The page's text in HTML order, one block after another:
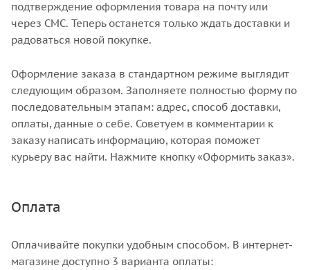
подтверждение оформления товара на почту или
через СМС. Теперь останется только ждать доставки и
радоваться новой покупке.
Оформление заказа в стандартном режиме выглядит
следующим образом. Заполняете полностью форму по
последовательным этапам: адрес, способ доставки,
оплаты, данные о себе. Советуем в комментарии к
заказу написать информацию, которая поможет
курьеру вас найти. Нажмите кнопку «Оформить заказ».
Оплата
Оплачивайте покупки удобным способом. В интернет-
магазине доступно 3 варианта оплаты: